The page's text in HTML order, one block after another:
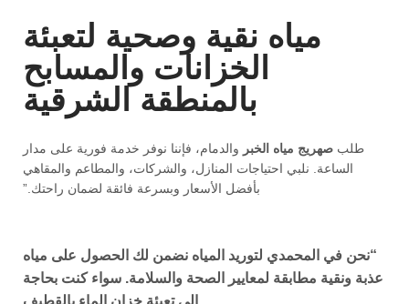
مياه نقية وصحية لتعبئة
الخزانات والمسابح
بالمنطقة الشرقية
طلب صهريج مياه الخبر والدمام، فإننا نوفر خدمة فورية على مدار
الساعة. نلبي احتياجات المنازل، والشركات، والمطاعم والمقاهي
بأفضل الأسعار وبسرعة فائقة لضمان راحتك.”
“نحن في المحمدي لتوريد المياه نضمن لك الحصول على مياه
عذبة ونقية مطابقة لمعايير الصحة والسلامة. سواء كنت بحاجة
إلىتعبئة خزان الماء بالقطيف